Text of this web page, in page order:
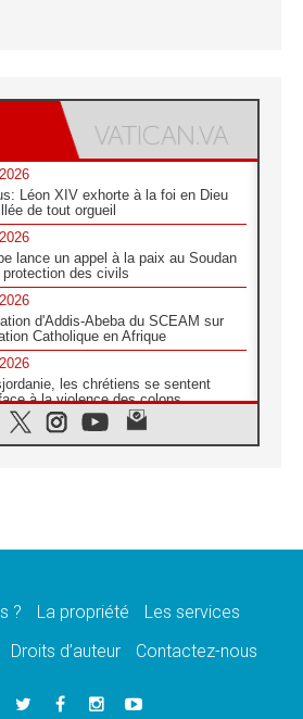
Léon XIV exhorte à la foi en Dieu
de tout orgueil
lance un appel à la paix au Soudan
des civils
d'Addis-Abeba du SCEAM sur
Catholique en Afrique
les chrétiens se sentent
à la violence des colons
au sanctuaire de Notre Dame du
l'Église accompagne les
sur le chemin de la dignité
? La propriété
Les services
Droits d’auteur Contactez-nous